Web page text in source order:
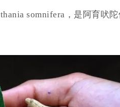
somnifera，是阿育吠